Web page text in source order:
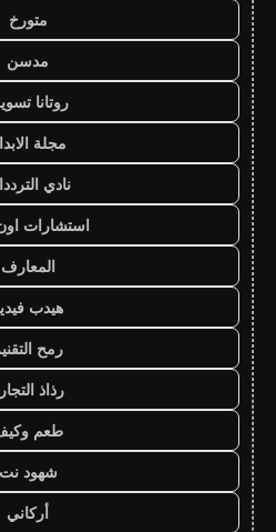
متورخ
مدسن
روتانا
مجلة
نادي
استشارات
المعارف
هيدب
رمح
رذاذ
طعم
شهود نت
أركاني